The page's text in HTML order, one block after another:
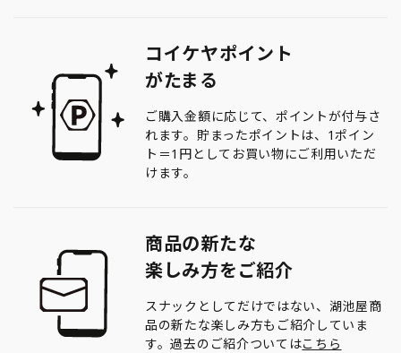
コイケヤポイント
がたまる
ご購入金額に応じて、ポイントが付与さ
れます。貯まったポイントは、1ポイン
ト＝1円としてお買い物にご利用いただ
けます。
商品の新たな
楽しみ方をご紹介
スナックとしてだけではない、湖池屋商
品の新たな楽しみ方もご紹介していま
す。過去のご紹介ついてはこちら